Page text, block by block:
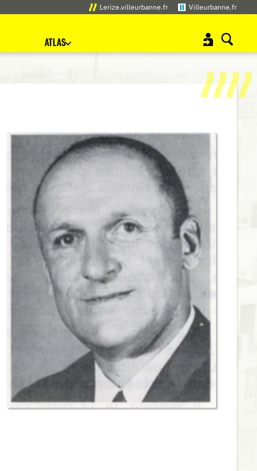
Lerize.villeurbanne.fr Villeurbanne.fr
ATLAS